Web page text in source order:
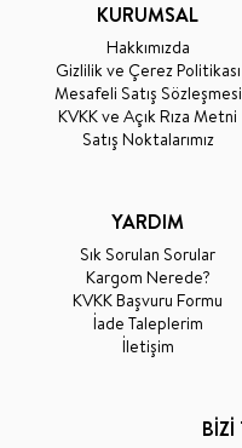
KURUMSAL
Hakkımızda
Gizlilik ve Çerez Politikası
Mesafeli Satış Sözleşmesi
KVKK ve Açık Rıza Metni
Satış Noktalarımız
YARDIM
Sık Sorulan Sorular
Kargom Nerede?
KVKK Başvuru Formu
İade Taleplerim
İletişim
BİZİ